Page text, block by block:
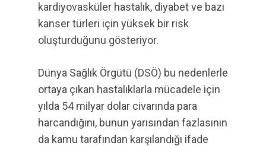
kardiyovasküler hastalık, diyabet ve bazı
kanser türleri için yüksek bir risk
oluşturduğunu gösteriyor.
Dünya Sağlık Örgütü (DSÖ) bu nedenlerle
ortaya çıkan hastalıklarla mücadele için
yılda 54 milyar dolar civarında para
harcandığını, bunun yarısından fazlasının
da kamu tarafından karşılandığı ifade